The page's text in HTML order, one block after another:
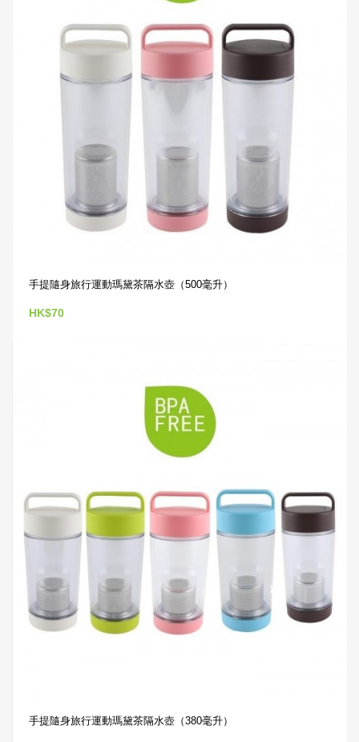
手提隨身旅行運動瑪黛茶隔水壺（500毫升）
HK$70
手提隨身旅行運動瑪黛茶隔水壺（380毫升）